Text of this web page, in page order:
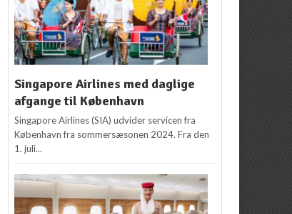
Singapore Airlines med daglige
afgange til København
Singapore Airlines (SIA) udvider servicen fra
København fra sommersæsonen 2024. Fra den
1. juli...